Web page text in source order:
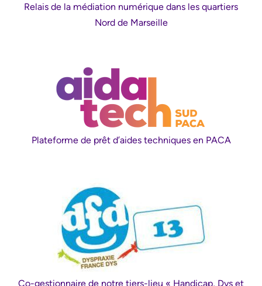
Relais de la médiation numérique dans les quartiers
Nord de Marseille
Plateforme de prêt d’aides techniques en PACA
Co-gestionnaire de notre tiers-lieu « Handicap, Dys et